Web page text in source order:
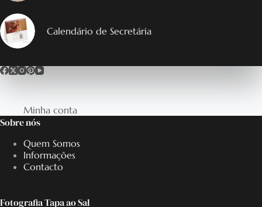
Calendário de Secretária
Minha conta
Sobre nós
Quem Somos
Informações
Contacto
Fotografia Tapa ao Sal